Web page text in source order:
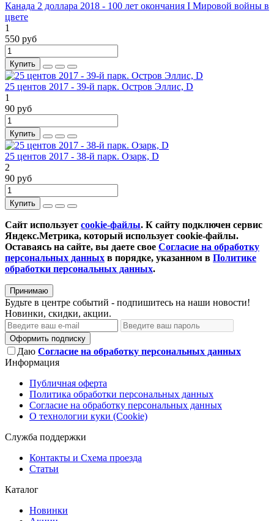
Канада 2 доллара 2018 - 100 лет окончания I Мировой войны в
цвете
1
550 руб
Купить
25 центов 2017 - 39-й парк. Остров Эллис, D
1
90 руб
Купить
25 центов 2017 - 38-й парк. Озарк, D
2
90 руб
Купить
Сайт использует cookie-файлы. К cайту подключен сервис
Яндекс.Метрика, который использует cookie-файлы.
Оставаясь на сайте, вы даете свое Согласие на обработку
персональных данных в порядке, указанном в Политике
обработки персональных данных.
Принимаю
Будьте в центре событий - подпишитесь на наши новости!
Новинки, скидки, акции.
Оформить подписку
Даю Согласие на обработку персональных данных
Информация
Публичная оферта
Политика обработки персональных данных
Согласие на обработку персональных данных
О технологии куки (Cookie)
Служба поддержки
Контакты и Схема проезда
Статьи
Каталог
Новинки